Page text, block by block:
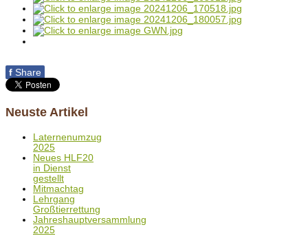
f Share
Neuste Artikel
Laternenumzug
2025
Neues HLF20
in Dienst
gestellt
Mitmachtag
Lehrgang
Großtierrettung
Jahreshauptversammlung
2025